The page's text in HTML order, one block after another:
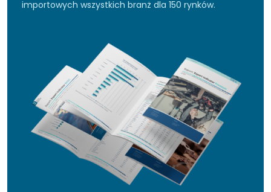
importowych wszystkich branż dla 150 rynków.